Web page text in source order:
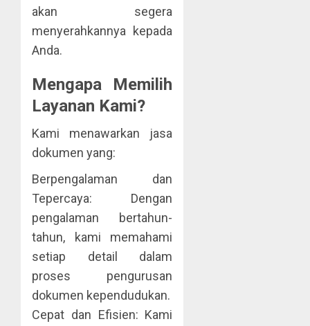
akan segera
menyerahkannya kepada
Anda.
Mengapa Memilih
Layanan Kami?
Kami menawarkan jasa
dokumen yang:
Berpengalaman dan
Tepercaya: Dengan
pengalaman bertahun-
tahun, kami memahami
setiap detail dalam
proses pengurusan
dokumen kependudukan.
Cepat dan Efisien: Kami